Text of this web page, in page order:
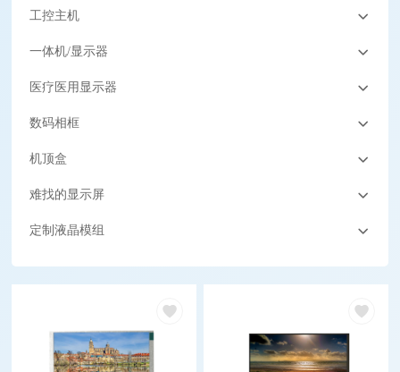
工控主机
一体机/显示器
医疗医用显示器
数码相框
机顶盒
难找的显示屏
定制液晶模组